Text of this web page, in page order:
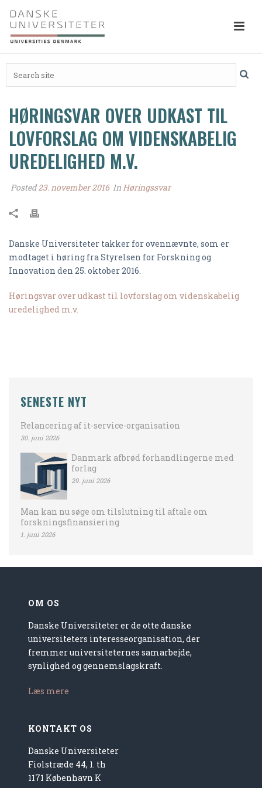
HØRINGSVAR OVER UDKAST TIL
LOVFORSLAG OM VIDENSKABELIG
UREDELIGHED M.V.
Posted23. november 2016 InHøringssvar
Danske Universiteter takker for ovennævnte, som er
modtaget i høring fra Styrelsen for Forskning og
Innovation den 25. oktober 2016.
Høringsvar over udkast til lovforslag om videnskabelig
uredelighed m.v.
SENESTE NYT
Relancering af it-service-organisation
30. juni 2026
Danmark afbrød forhandlingerne med
forlag
29. juni 2026
Man kan nu søge om tilslutning til aftale om
forskningsfinansiering
1. juni 2026
OM OS
Danske Universiteter er de otte danske
universiteters interesseorganisation, der
fremmer universiteternes samarbejde,
synlighed og gennemslagskraft.
Læs mere
KONTAKT OS
Danske Universiteter
Fiolstræde 44, 1. th
1171 København K